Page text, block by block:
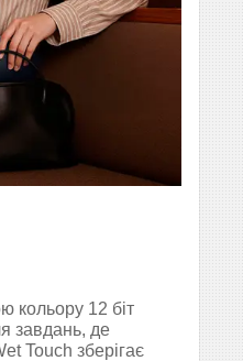
кольору 12 біт
завдань, де
Touch зберігає